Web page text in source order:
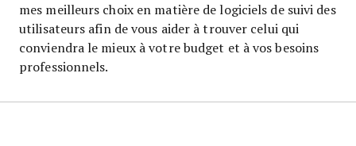
mes meilleurs choix en matière de logiciels de suivi des
utilisateurs afin de vous aider à trouver celui qui
conviendra le mieux à votre budget et à vos besoins
professionnels.